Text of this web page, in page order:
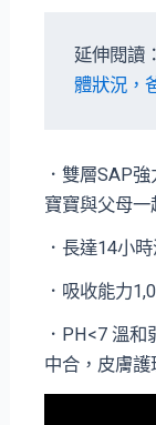
延伸閱讀：
體狀況，
．雙層SAP
寶寶與父母一
．長達14小
．吸收能力
．PH<7 溫
中合，皮膚護